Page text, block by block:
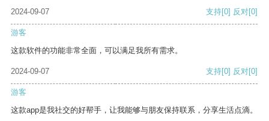
2024-09-07 支持[0] 反对[0]
游客
这款软件的功能非常全面，可以满足我所有需求。
2024-09-07 支持[0] 反对[0]
游客
这款app是我社交的好帮手，让我能够与朋友保持联系，分享生活点滴。